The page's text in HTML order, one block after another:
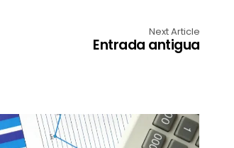
Next Article
Entrada antigua